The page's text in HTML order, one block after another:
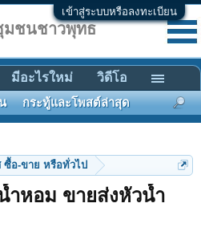
เข้าสู่ระบบหรือลงทะเบียน
ซื้อ-ขาย หรือทั่วไป
ำหอม ขายส่งหัวน้ำ
มชนชาวพุทธ
กระทู้และโพสต์ล่าสุด
มีอะไรใหม่ วิดีโอ